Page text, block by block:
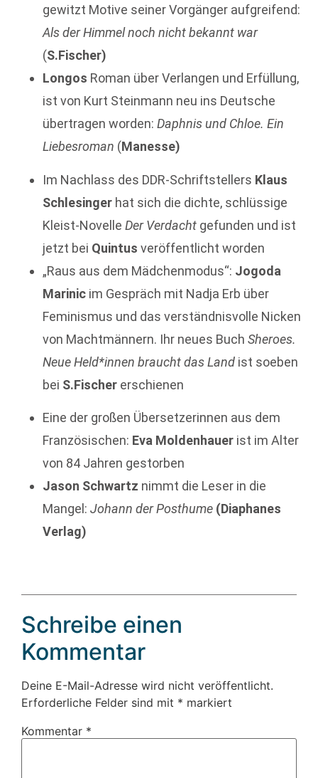
gewitzt Motive seiner Vorgänger aufgreifend:
Als der Himmel noch nicht bekannt war
(S.Fischer)
Longos Roman über Verlangen und Erfüllung,
ist von Kurt Steinmann neu ins Deutsche
übertragen worden: Daphnis und Chloe. Ein
Liebesroman (Manesse)
Im Nachlass des DDR-Schriftstellers Klaus
Schlesinger hat sich die dichte, schlüssige
Kleist-Novelle Der Verdacht gefunden und ist
jetzt bei Quintus veröffentlicht worden
„Raus aus dem Mädchenmodus“: Jogoda
Marinic im Gespräch mit Nadja Erb über
Feminismus und das verständnisvolle Nicken
von Machtmännern. Ihr neues Buch Sheroes.
Neue Held*innen braucht das Land ist soeben
bei S.Fischer erschienen
Eine der großen Übersetzerinnen aus dem
Französischen: Eva Moldenhauer ist im Alter
von 84 Jahren gestorben
Jason Schwartz nimmt die Leser in die
Mangel: Johann der Posthume (Diaphanes
Verlag)
Schreibe einen
Kommentar
Deine E-Mail-Adresse wird nicht veröffentlicht.
Erforderliche Felder sind mit * markiert
Kommentar *